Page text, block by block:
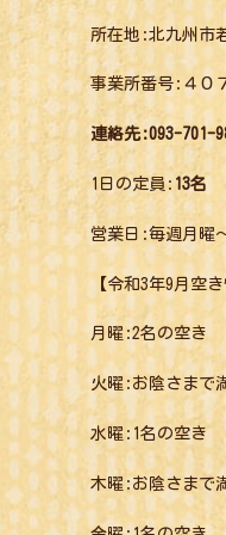
所在地:北九州市
事業所番号:４０
連絡先:093-701-
1日の定員: 13名
営業日:毎週月曜
【令和3年9月空き
月曜:2名の空き
火曜:お陰さまで
水曜:1名の空き
木曜:お陰さまで